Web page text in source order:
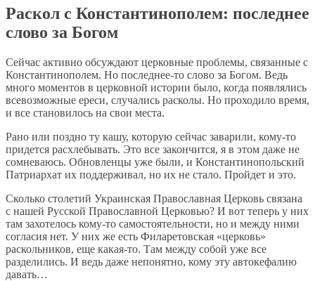
Раскол с Константинополем: последнее
слово за Богом
Сейчас активно обсуждают церковные проблемы, связанные с
Константинополем. Но последнее-то слово за Богом. Ведь
много моментов в церковной истории было, когда появлялись
всевозможные ереси, случались расколы. Но проходило время,
и все становилось на свои места.
Рано или поздно ту кашу, которую сейчас заварили, кому-то
придется расхлебывать. Это все закончится, я в этом даже не
сомневаюсь. Обновленцы уже были, и Константинопольский
Патриархат их поддерживал, но их не стало. Пройдет и это.
Сколько столетий Украинская Православная Церковь связана
с нашей Русской Православной Церковью? И вот теперь у них
там захотелось кому-то самостоятельности, но и между ними
согласия нет. У них же есть Филаретовская «церковь»
раскольников, еще какая-то. Там между собой уже все
разделились. И ведь даже непонятно, кому эту автокефалию
давать…